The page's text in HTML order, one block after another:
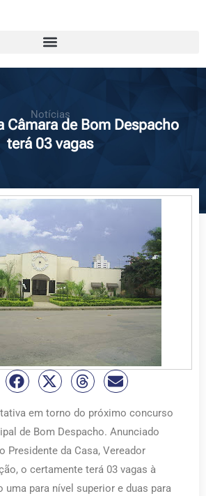
Notícias
Câmara de Bom Despacho
terá 03 vagas
em torno do próximo concurso
de Bom Despacho. Anunciado
Presidente da Casa, Vereador
o certamente terá 03 vagas à
uma para nível superior e duas para